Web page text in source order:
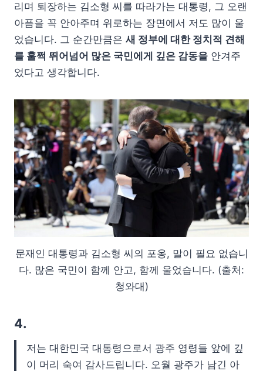
리며 퇴장하는 김소형 씨를 따라가는 대통령, 그 오랜
아픔을 꼭 안아주며 위로하는 장면에서 저도 많이 울
었습니다. 그 순간만큼은 새 정부에 대한 정치적 견해
를 훌쩍 뛰어넘어 많은 국민에게 깊은 감동을 안겨주
었다고 생각합니다.
문재인 대통령과 김소형 씨의 포옹, 말이 필요 없습니
다. 많은 국민이 함께 안고, 함께 울었습니다. (출처:
청와대)
4.
저는 대한민국 대통령으로서 광주 영령들 앞에 깊
이 머리 숙여 감사드립니다. 오월 광주가 남긴 아